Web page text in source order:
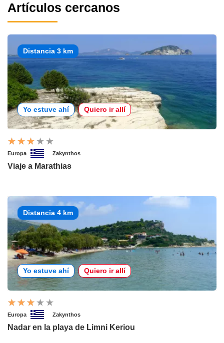
Artículos cercanos
Distancia 3 km
Yo estuve ahí Quiero ir allí
Europa Zakynthos
Viaje a Marathias
Distancia 4 km
Yo estuve ahí Quiero ir allí
Europa Zakynthos
Nadar en la playa de Limni Keriou